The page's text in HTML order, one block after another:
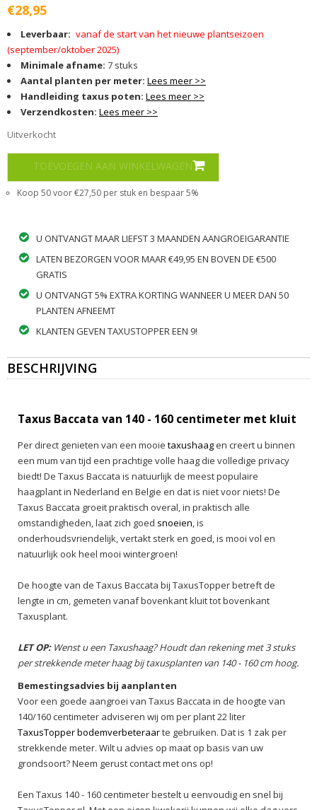
€28,95
Leverbaar: vanaf de start van het nieuwe plantseizoen
(september/oktober 2025)
Minimale afname: 7 stuks
Aantal planten per meter: Lees meer >>
Handleiding taxus poten: Lees meer >>
Verzendkosten: Lees meer >>
Uitverkocht
Koop 50 voor €27,50 per stuk en bespaar 5%
U ONTVANGT MAAR LIEFST 3 MAANDEN AANGROEIGARANTIE
LATEN BEZORGEN VOOR MAAR €49,95 EN BOVEN DE €500
GRATIS
U ONTVANGT 5% EXTRA KORTING WANNEER U MEER DAN 50
PLANTEN AFNEEMT
KLANTEN GEVEN TAXUSTOPPER EEN 9!
BESCHRIJVING
Taxus Baccata van 140 - 160 centimeter met kluit
Per direct genieten van een mooie taxushaagen creert u binnen
een mum van tijd een prachtige volle haag die volledige privacy
biedt! De Taxus Baccata is natuurlijk de meest populaire
haagplant in Nederland en Belgie en dat is niet voor niets! De
Taxus Baccata groeit praktisch overal, in praktisch alle
omstandigheden, laat zich goed snoeien, is
onderhoudsvriendelijk, vertakt sterk en goed, is mooi vol en
natuurlijk ook heel mooi wintergroen!
De hoogte van de Taxus Baccata bij TaxusTopper betreft de
lengte in cm, gemeten vanaf bovenkant kluit tot bovenkant
Taxusplant.
LET OP:Wenst u een Taxushaag? Houdt dan rekening met 3 stuks
per strekkende meter haag bij taxusplanten van 140 - 160 cm hoog.
Bemestingsadvies bij aanplanten
Voor een goede aangroei van Taxus Baccata in de hoogte van
140/160 centimeter adviseren wij om per plant 22 liter
TaxusTopper bodemverbeteraarte gebruiken. Dat is 1 zak per
strekkende meter. Wilt u advies op maat op basis van uw
grondsoort? Neem gerust contact met ons op!
Een Taxus 140 - 160 centimeter bestelt u eenvoudig en snel bij